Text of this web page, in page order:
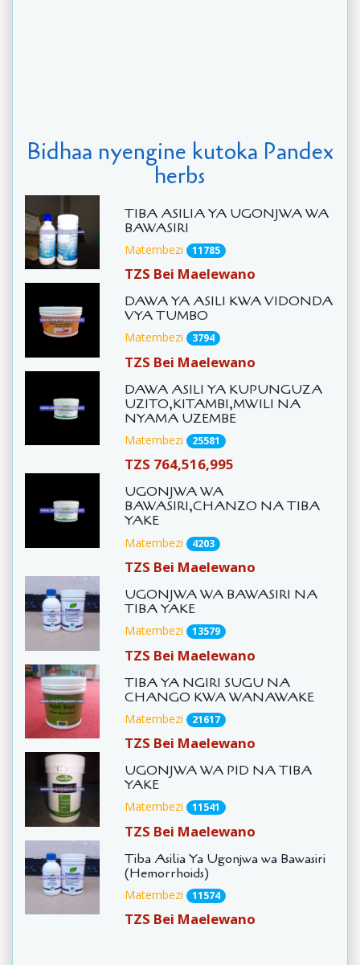
Bidhaa nyengine kutoka Pandex
herbs
TIBA ASILIA YA UGONJWA WA
BAWASIRI
Matembezi 11785
TZS Bei Maelewano
DAWA YA ASILI KWA VIDONDA
VYA TUMBO
Matembezi 3794
TZS Bei Maelewano
DAWA ASILI YA KUPUNGUZA
UZITO,KITAMBI,MWILI NA
NYAMA UZEMBE
Matembezi 25581
TZS 764,516,995
UGONJWA WA
BAWASIRI,CHANZO NA TIBA
YAKE
Matembezi 4203
TZS Bei Maelewano
UGONJWA WA BAWASIRI NA
TIBA YAKE
Matembezi 13579
TZS Bei Maelewano
TIBA YA NGIRI SUGU NA
CHANGO KWA WANAWAKE
Matembezi 21617
TZS Bei Maelewano
UGONJWA WA PID NA TIBA
YAKE
Matembezi 11541
TZS Bei Maelewano
Tiba Asilia Ya Ugonjwa wa Bawasiri
(Hemorrhoids)
Matembezi 11574
TZS Bei Maelewano